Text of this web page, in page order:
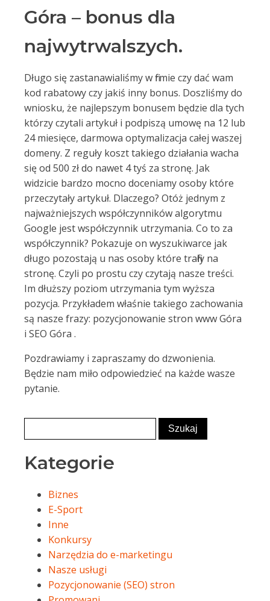
Góra – bonus dla
najwytrwalszych.
Długo się zastanawialiśmy w firmie czy dać wam
kod rabatowy czy jakiś inny bonus. Doszliśmy do
wniosku, że najlepszym bonusem będzie dla tych
którzy czytali artykuł i podpiszą umowę na 12 lub
24 miesięce, darmowa optymalizacja całej waszej
domeny. Z reguły koszt takiego działania wacha
się od 500 zł do nawet 4 tyś za stronę. Jak
widzicie bardzo mocno doceniamy osoby które
przeczytały artykuł. Dlaczego? Otóż jednym z
najważniejszych współczynników algorytmu
Google jest współczynnik utrzymania. Co to za
współczynnik? Pokazuje on wyszukiwarce jak
długo pozostają u nas osoby które trafiły na
stronę. Czyli po prostu czy czytają nasze treści.
Im dłuższy poziom utrzymania tym wyższa
pozycja. Przykładem właśnie takiego zachowania
są nasze frazy: pozycjonowanie stron www Góra
i SEO Góra .
Pozdrawiamy i zapraszamy do dzwonienia.
Będzie nam miło odpowiedzieć na każde wasze
pytanie.
Kategorie
Biznes
E-Sport
Inne
Konkursy
Narzędzia do e-marketingu
Nasze usługi
Pozycjonowanie (SEO) stron